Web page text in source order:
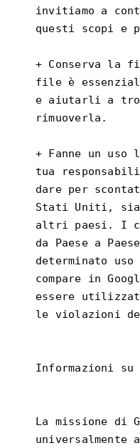
invitiamo a
questi scopi e
+ Conserva la
file è
e aiutarli a
rimuoverla.
+ Fanne un
tua
dare per
Stati Uniti, sia
altri paesi. I
da Paese a
determinato
compare in
essere
le violazioni
Informazioni su
La missione di